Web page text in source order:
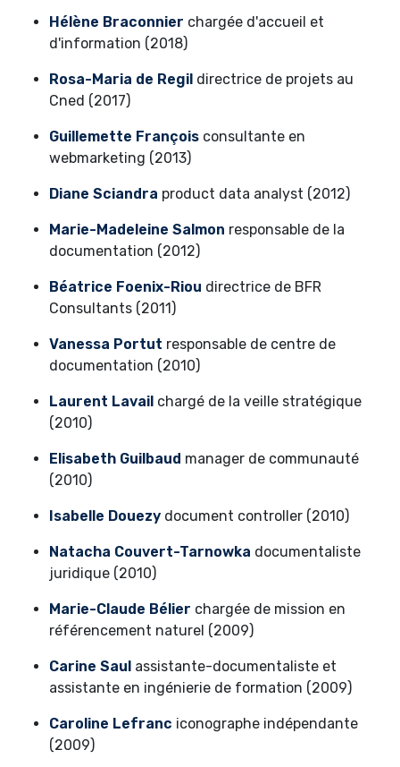
Hélène Braconnier chargée d'accueil et
d'information (2018)
Rosa-Maria de Regil directrice de projets au
Cned (2017)
Guillemette François consultante en
webmarketing (2013)
Diane Sciandra product data analyst (2012)
Marie-Madeleine Salmon responsable de la
documentation (2012)
Béatrice Foenix-Riou directrice de BFR
Consultants (2011)
Vanessa Portut responsable de centre de
documentation (2010)
Laurent Lavail chargé de la veille stratégique
(2010)
Elisabeth Guilbaud manager de communauté
(2010)
Isabelle Douezy document controller (2010)
Natacha Couvert-Tarnowka documentaliste
juridique (2010)
Marie-Claude Bélier chargée de mission en
référencement naturel (2009)
Carine Saul assistante-documentaliste et
assistante en ingénierie de formation (2009)
Caroline Lefranc iconographe indépendante
(2009)